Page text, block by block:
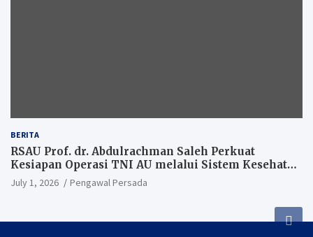
BERITA
RSAU Prof. dr. Abdulrachman Saleh Perkuat
Kesiapan Operasi TNI AU melalui Sistem Kesehatan
Andal
July 1, 2026 Pengawal Persada